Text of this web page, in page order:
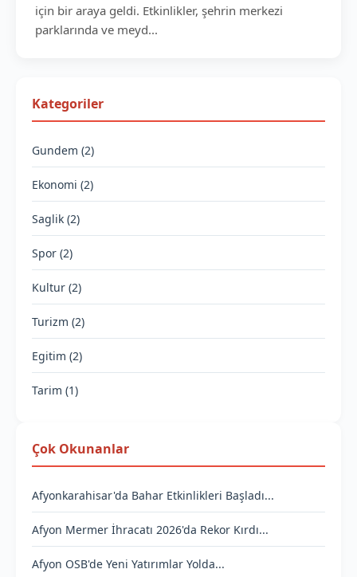
için bir araya geldi. Etkinlikler, şehrin merkezi
parklarında ve meyd...
Kategoriler
Gundem (2)
Ekonomi (2)
Saglik (2)
Spor (2)
Kultur (2)
Turizm (2)
Egitim (2)
Tarim (1)
Çok Okunanlar
Afyonkarahisar'da Bahar Etkinlikleri Başladı...
Afyon Mermer İhracatı 2026'da Rekor Kırdı...
Afyon OSB'de Yeni Yatırımlar Yolda...